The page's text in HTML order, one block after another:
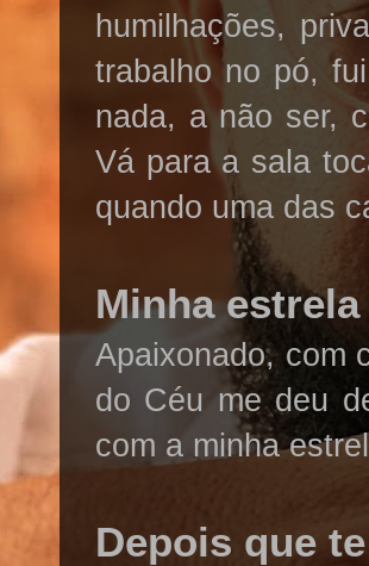
humilhações,
trabalho no pó,
nada, a não ser,
Vá para a sala
quando uma das
Minha estrela
Apaixonado, com
do Céu me deu
com a minha
Depois que